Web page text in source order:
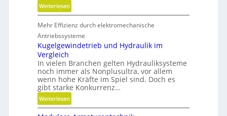
Weiterlesen:
M
e
h
r
l
e
x
i
b
Mehr Effizienz durch elektromechanische
Antriebssysteme
Kugelgewindetrieb und Hydraulik im
Vergleich
In vielen Branchen gelten Hydrauliksysteme
noch immer als Nonplusultra, vor allem
wenn hohe Kräfte im Spiel sind. Doch es
gibt starke Konkurrenz…
Weiterlesen:
K